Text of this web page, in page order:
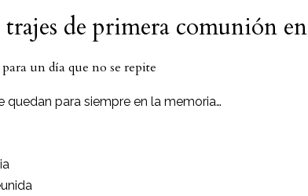
trajes de primera comunión en
un día que no se repite
quedan para siempre en la memoria…